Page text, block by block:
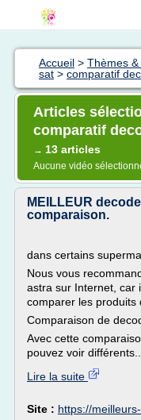
Accueil > Thèmes
sat > comparatif
Articles
comparatif
→ 13 articles
Aucune vidéo
MEILLEUR
comparaison.
dans certains
Nous vous
astra sur Internet, car
comparer les produits
Comparaison de
Avec cette
pouvez voir différents...
Lire la suite
Site : https://